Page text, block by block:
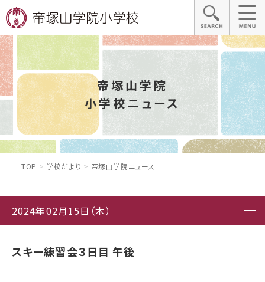
帝塚山学院
小学校ニュース
TOP 学校だより 帝塚山学院ニュース
2024年02月15日（木）
スキー練習会３日目 午後